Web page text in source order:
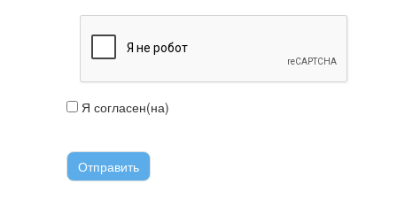
Я согласен(на)